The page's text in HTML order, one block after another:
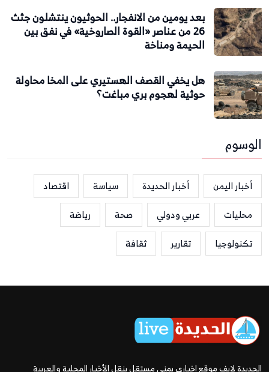
بعد يومين من الانفجار.. الحوثيون ينتشلون جثث
26 من عناصر «القوة الصاروخية» في نفق بين
الحيمة ومناخة
هل يخفي القصف الهستيري على المخا محاولة
حوثية لهجوم بري مباغت؟
الوسوم
أخبار اليمن أخبار الحديدة سياسة
اقتصاد
محليات
عربي ودولي صحة
رياضة
تكنولوجيا
تقارير ثقافة
الحديدة لايف موقع إخباري يمني مستقل ينقل الأخبار المحلية والعربية